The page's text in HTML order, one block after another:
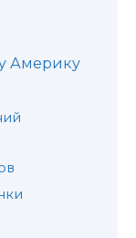
Америку